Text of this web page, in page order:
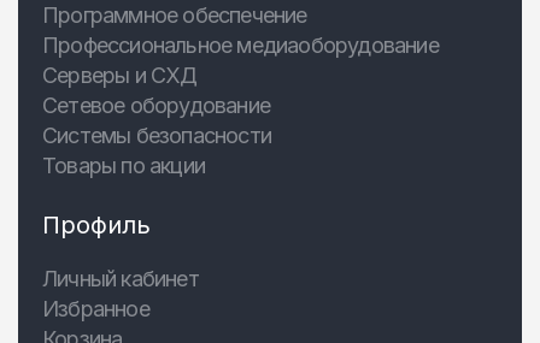
Программное обеспечение
Профессиональное медиаоборудование
Серверы и СХД
Сетевое оборудование
Системы безопасности
Товары по акции
Профиль
Личный кабинет
Избранное